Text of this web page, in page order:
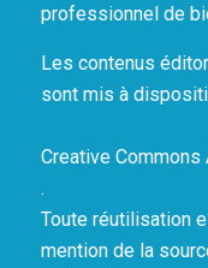
professionnel de
Les contenus
sont mis à
Creative Commons
.
Toute réutilisation
mention de la